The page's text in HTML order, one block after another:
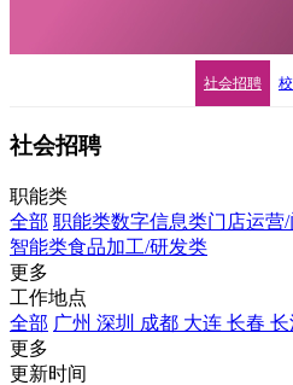
社会招聘
社会招聘
职能类
全部 职能类数字信息类门店运营
智能类食品加工/研发类
更多
工作地点
全部 广州 深圳 成都 大连 长春 长
更多
更新时间